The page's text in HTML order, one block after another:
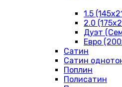
1.5
2.0
Дуэт
Евро
Сатин
Сатин
Поплин
Полисатин